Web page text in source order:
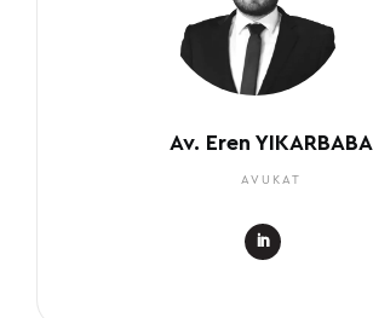
Av. Eren YIKARBABA
AVUKAT